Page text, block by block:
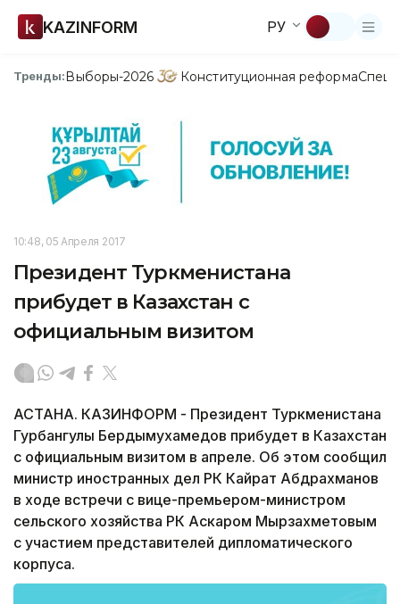
KAZINFORM РУ
Тренды:Выборы-2026 Конституционная реформа
10:48, 05 Апреля 2017
Президент Туркменистана
прибудет в Казахстан с
официальным визитом
АСТАНА. КАЗИНФОРМ - Президент Туркменистана
Гурбангулы Бердымухамедов прибудет в Казахстан
с официальным визитом в апреле. Об этом сообщил
министр иностранных дел РК Кайрат Абдрахманов
в ходе встречи с вице-премьером-министром
сельского хозяйства РК Аскаром Мырзахметовым
с участием представителей дипломатического
корпуса.